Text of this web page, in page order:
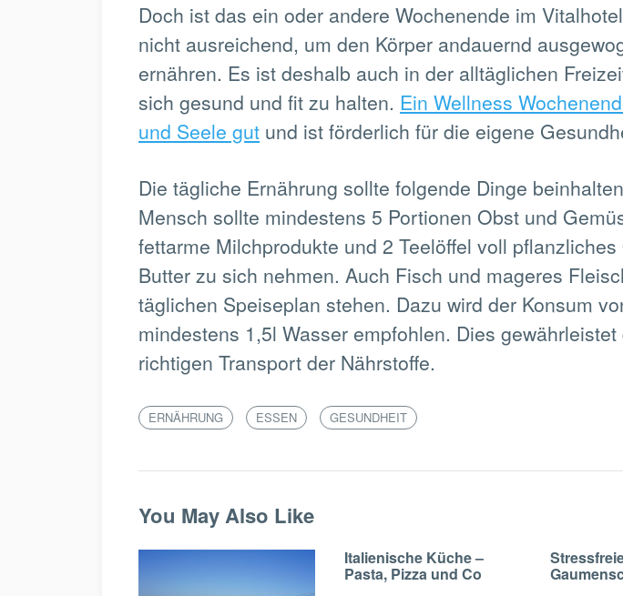
Doch ist das ein oder andere Wochenende im
nicht ausreichend, um den Körper andauernd
ernähren. Es ist deshalb auch in der alltäglichen
sich gesund und fit zu halten. Ein Wellness
und Seele gut und ist förderlich für die eigene
Die tägliche Ernährung sollte folgende Dinge
Mensch sollte mindestens 5 Portionen Obst und
fettarme Milchprodukte und 2 Teelöffel voll
Butter zu sich nehmen. Auch Fisch und mageres
täglichen Speiseplan stehen. Dazu wird der Konsum
mindestens 1,5l Wasser empfohlen. Dies gewährleistet
richtigen Transport der Nährstoffe.
ERNÄHRUNG ESSEN GESUNDHEIT
You May Also Like
Italienische Küche –
Pasta, Pizza und Co